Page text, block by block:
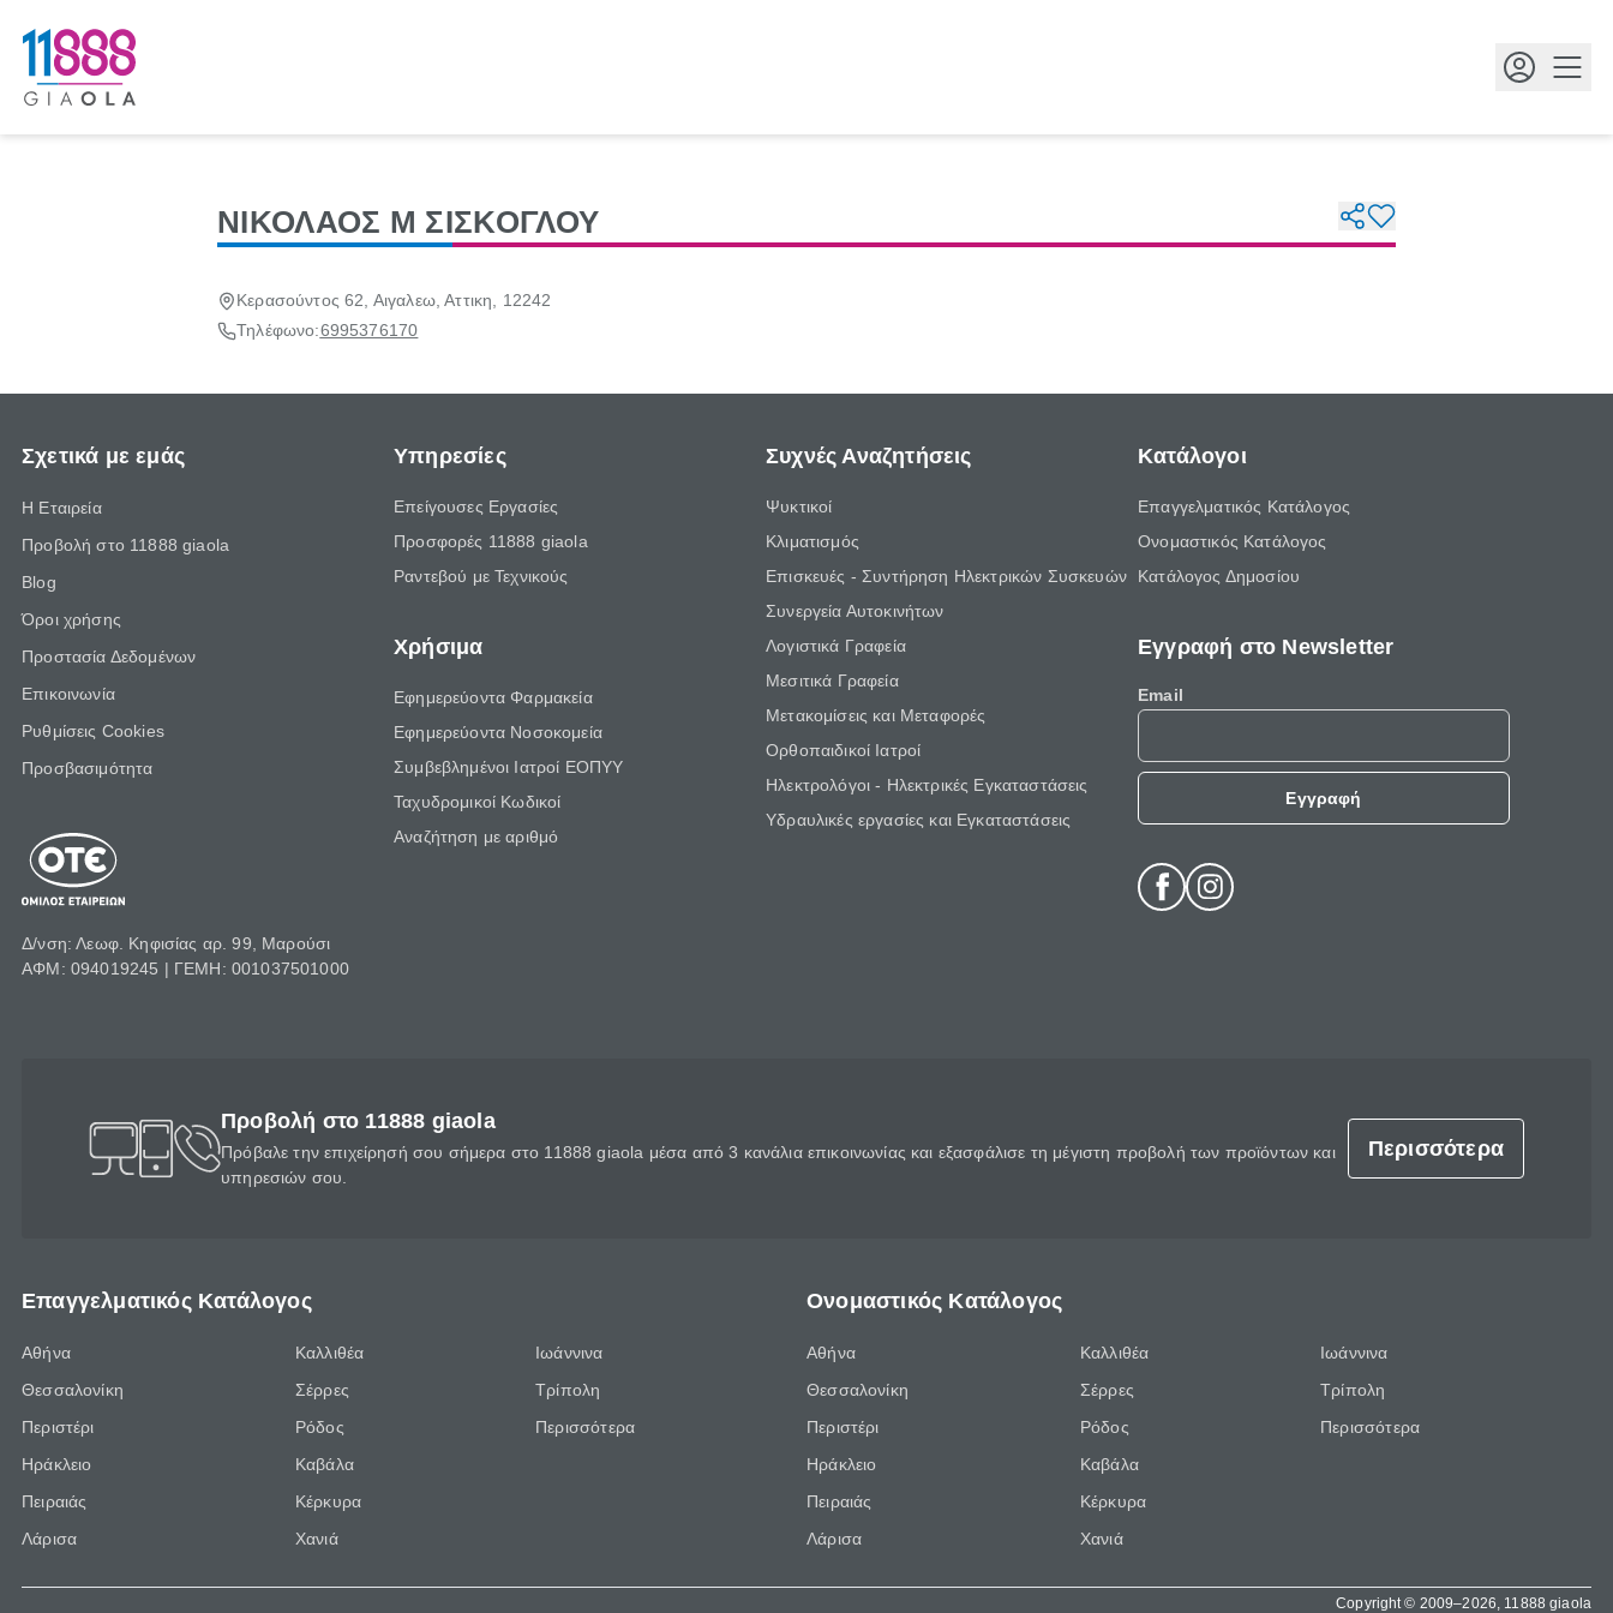
ΝΙΚΟΛΑΟΣ Μ ΣΙΣΚΟΓΛΟΥ
Κερασούντος 62, Αιγαλεω, Αττικη, 12242
Τηλέφωνο:6995376170
Σχετικά με εμάς
Η Εταιρεία
Προβολή στο 11888 giaola
Blog
Όροι χρήσης
Προστασία Δεδομένων
Επικοινωνία
Ρυθμίσεις Cookies
Προσβασιμότητα
Δ/νση: Λεωφ. Κηφισίας αρ. 99, Μαρούσι
ΑΦΜ: 094019245 | ΓΕΜΗ: 001037501000
Υπηρεσίες
Επείγουσες Εργασίες
Προσφορές 11888 giaola
Ραντεβού με Τεχνικούς
Χρήσιμα
Εφημερεύοντα Φαρμακεία
Εφημερεύοντα Νοσοκομεία
Συμβεβλημένοι Ιατροί ΕΟΠΥΥ
Ταχυδρομικοί Κωδικοί
Αναζήτηση με αριθμό
Συχνές Αναζητήσεις
Ψυκτικοί
Κλιματισμός
Επισκευές - Συντήρηση Ηλεκτρικών Συσκευών
Συνεργεία Αυτοκινήτων
Λογιστικά Γραφεία
Μεσιτικά Γραφεία
Μετακομίσεις και Μεταφορές
Ορθοπαιδικοί Ιατροί
Ηλεκτρολόγοι - Ηλεκτρικές Εγκαταστάσεις
Υδραυλικές εργασίες και Εγκαταστάσεις
Κατάλογοι
Επαγγελματικός Κατάλογος
Ονομαστικός Κατάλογος
Κατάλογος Δημοσίου
Εγγραφή στο Newsletter
Email
Εγγραφή
Προβολή στο 11888 giaola
Πρόβαλε την επιχείρησή σου σήμερα στο 11888 giaola μέσα από 3 κανάλια επικοινωνίας και εξασφάλισε τη μέγιστη προβολή των προϊόντων και
υπηρεσιών σου.
Περισσότερα
Επαγγελματικός Κατάλογος
Αθήνα
Θεσσαλονίκη
Περιστέρι
Ηράκλειο
Πειραιάς
Λάρισα
Καλλιθέα
Σέρρες
Ρόδος
Καβάλα
Κέρκυρα
Χανιά
Ιωάννινα
Τρίπολη
Περισσότερα
Ονομαστικός Κατάλογος
Αθήνα
Θεσσαλονίκη
Περιστέρι
Ηράκλειο
Πειραιάς
Λάρισα
Καλλιθέα
Σέρρες
Ρόδος
Καβάλα
Κέρκυρα
Χανιά
Ιωάννινα
Τρίπολη
Περισσότερα
Copyright © 2009–2026, 11888 giaola